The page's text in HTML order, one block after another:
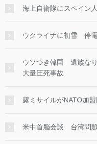
海上自衛隊にスペイン
ウクライナに初雪 停
ウソつき韓国 遺族な
大量圧死事故
露ミサイルがNATO加
米中首脳会談 台湾問